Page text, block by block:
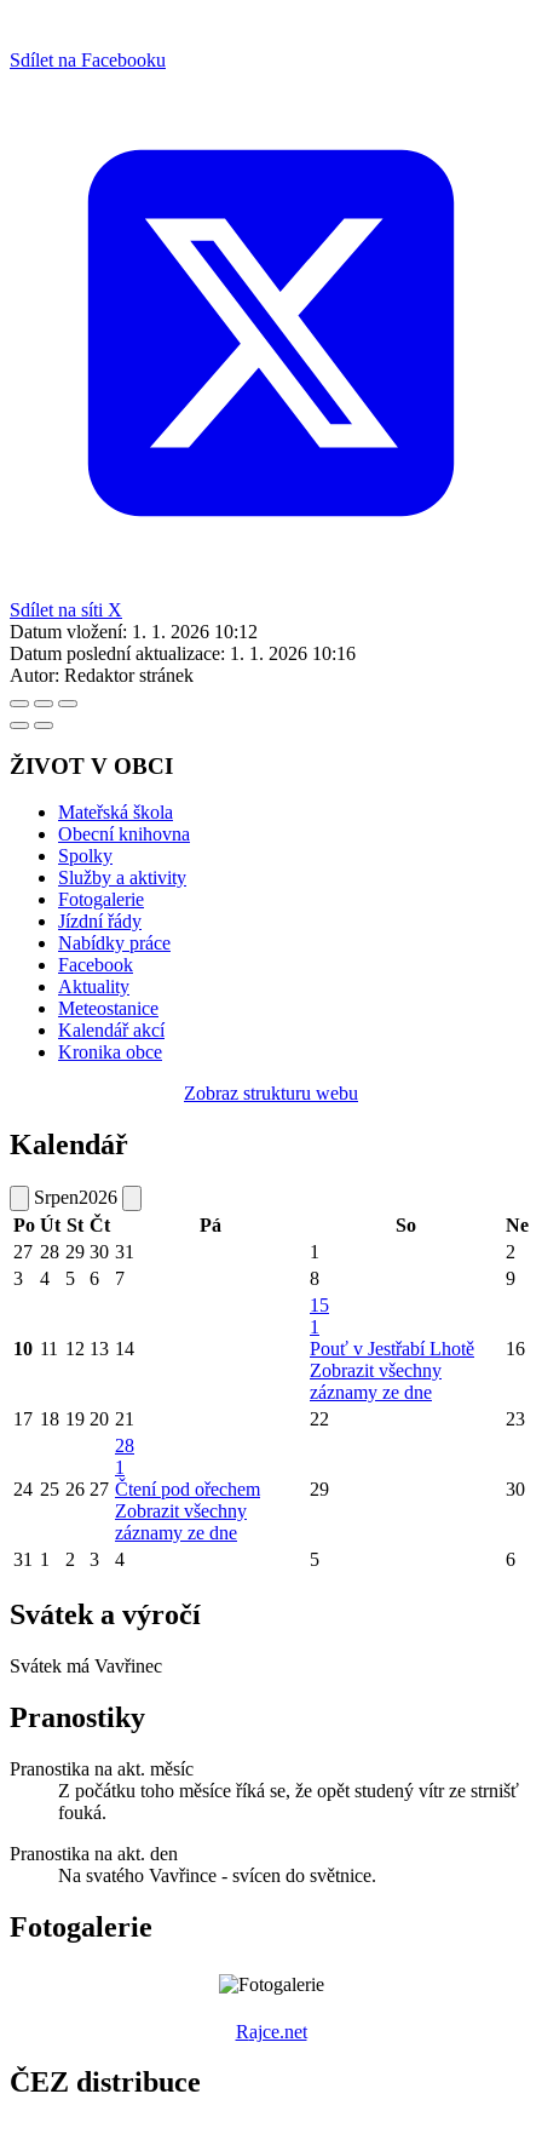
Sdílet na Facebooku
Sdílet na síti X
Datum vložení: 1. 1. 2026 10:12
Datum poslední aktualizace: 1. 1. 2026 10:16
Autor: Redaktor stránek
ŽIVOT V OBCI
Mateřská škola
Obecní knihovna
Spolky
Služby a aktivity
Fotogalerie
Jízdní řády
Nabídky práce
Facebook
Aktuality
Meteostanice
Kalendář akcí
Kronika obce
Zobraz strukturu webu
Kalendář
Srpen2026
Po Út St Čt Pá So
Ne
27 28 29 30 31 1
2
3
4 5 6 7 8 9
10 11 12 13 14
15
1
Pouť v Jestřabí Lhotě
Zobrazit všechny
záznamy ze dne
16
17 18 19 20 21 22 23
24 25 26 27
28
1
Čtení pod ořechem
Zobrazit všechny
záznamy ze dne
29 30
31 1 2 3 4 5 6
Svátek a výročí
Svátek má Vavřinec
Pranostiky
Pranostika na akt. měsíc
Z počátku toho měsíce říká se, že opět studený vítr ze strnišť
fouká.
Pranostika na akt. den
Na svatého Vavřince - svícen do světnice.
Fotogalerie
Rajce.net
ČEZ distribuce